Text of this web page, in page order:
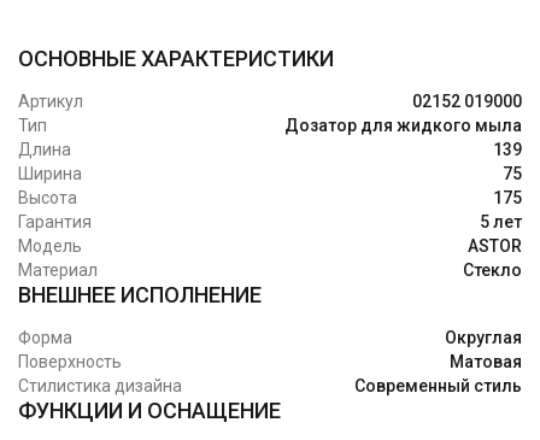
ОСНОВНЫЕ ХАРАКТЕРИСТИКИ
Артикул
02152 019000
Тип
Дозатор для жидкого мыла
Длина
139
Ширина
75
Высота
175
Гарантия
5 лет
Модель
ASTOR
Материал
Стекло
ВНЕШНЕЕ ИСПОЛНЕНИЕ
Форма
Округлая
Поверхность
Матовая
Стилистика дизайна
Современный стиль
ФУНКЦИИ И ОСНАЩЕНИЕ